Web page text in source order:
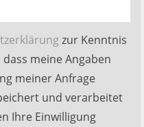
zur Kenntnis
meine Angaben
meiner Anfrage
und verarbeitet
Ihre Einwilligung